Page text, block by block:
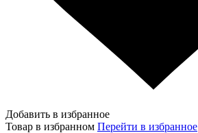
Добавить в избранное
Товар в избранном Перейти в избранное